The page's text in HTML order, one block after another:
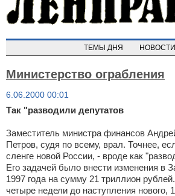
ТЕМЫ ДНЯ
Министерство ограбления
6.06.2000 00:01
Так "разводили депутатов
Заместитель министра финансов
Петров, судя по всему, врал. Точнее,
сленге новой России, - вроде как
Его задачей было внести изменения в
1997 года на сумму 21 триллион
четыре недели до наступления нового,